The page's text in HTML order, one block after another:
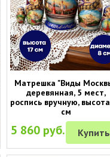
Матрешка "Виды
деревянная, 5 мест,
роспись вручную,
см
5 860 руб. Купить